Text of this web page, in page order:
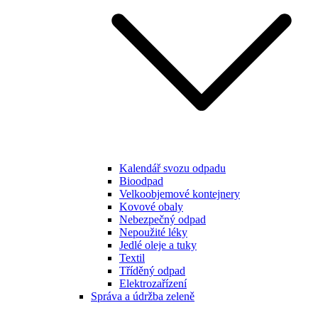
Kalendář svozu odpadu
Bioodpad
Velkoobjemové kontejnery
Kovové obaly
Nebezpečný odpad
Nepoužité léky
Jedlé oleje a tuky
Textil
Tříděný odpad
Elektrozařízení
Správa a údržba zeleně